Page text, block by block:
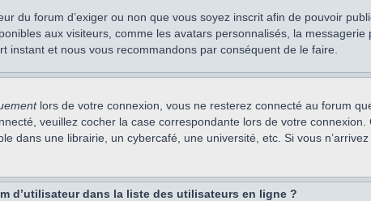
du forum d’exiger ou non que vous soyez inscrit afin de pouvoir
aux visiteurs, comme les avatars personnalisés, la messagerie
instant et nous vous recommandons par conséquent de le faire.
lors de votre connexion, vous ne resterez connecté au forum
veuillez cocher la case correspondante lors de votre
dans une librairie, un cybercafé, une université, etc. Si vous
d’utilisateur dans la liste des utilisateurs en ligne ?